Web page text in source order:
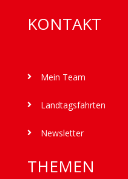
KONTAKT
 Mein Team
 Landtagsfahrten
 Newsletter
THEMEN